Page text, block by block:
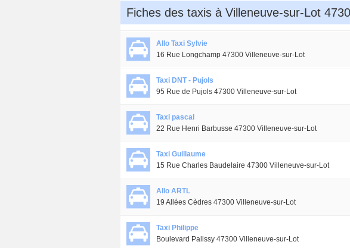
Fiches des taxis à Villeneuve-sur-Lot
Allo Taxi Sylvie
16 Rue Longchamp 47300 Villeneuve-sur-Lot
Taxi DNT - Pujols
95 Rue de Pujols 47300 Villeneuve-sur-Lot
Taxi pascal
22 Rue Henri Barbusse 47300 Villeneuve-sur-Lot
Taxi Guillaume
15 Rue Charles Baudelaire 47300 Villeneuve-sur-Lot
Allo ARTL
19 Allées Cèdres 47300 Villeneuve-sur-Lot
Taxi Philippe
Boulevard Palissy 47300 Villeneuve-sur-Lot